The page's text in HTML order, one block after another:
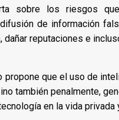
sobre los riesgos
de información
dañar reputaciones e
propone que el uso de
también penalmente,
en la vida privada